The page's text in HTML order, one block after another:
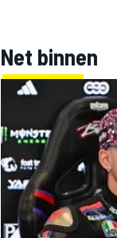
Net binnen